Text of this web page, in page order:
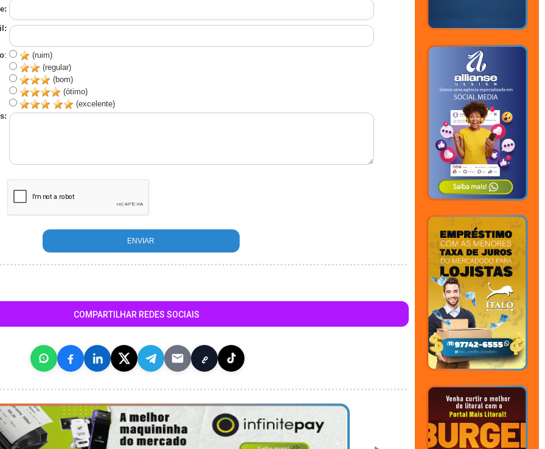
:
(ruim)
(regular)
(bom)
(ótimo)
(excelente)
COMPARTILHAR REDES SOCIAIS